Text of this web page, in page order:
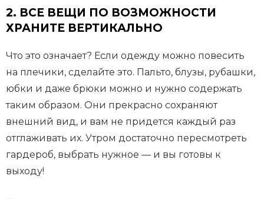
2. ВСЕ ВЕЩИ ПО ВОЗМОЖНОСТИ
ХРАНИТЕ ВЕРТИКАЛЬНО
Что это означает? Если одежду можно повесить
на плечики, сделайте это. Пальто, блузы, рубашки,
юбки и даже брюки можно и нужно содержать
таким образом. Они прекрасно сохраняют
внешний вид, и вам не придется каждый раз
отглаживать их. Утром достаточно пересмотреть
гардероб, выбрать нужное — и вы готовы к
выходу!